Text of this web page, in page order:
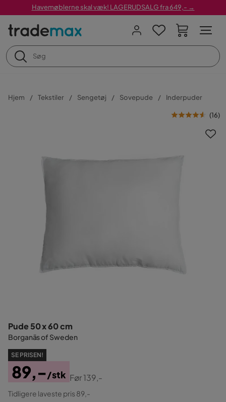
Havemøblerne skal væk! LAGERUDSALG fra 649,- →
Hjem Tekstiler Sengetøj Sovepude Inderpuder
(16)
Pude 50 x 60 cm
Borganäs of Sweden
SE PRISEN!
Pris
89,-/stk
Original
Før139,-
Tidligere laveste pris 89,-